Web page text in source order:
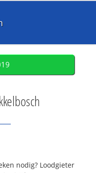
nodig? Loodgieter